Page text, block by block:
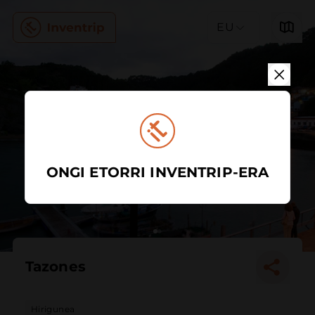
EU
Tazones
Hirigunea
ONGI ETORRI INVENTRIP-ERA